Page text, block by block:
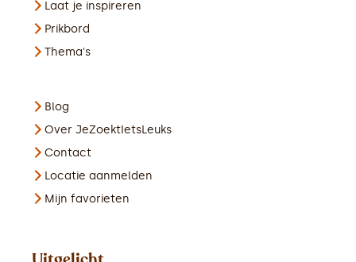
Laat je inspireren
Prikbord
Thema's
Blog
Over JeZoektIetsLeuks
Contact
Locatie aanmelden
Mijn favorieten